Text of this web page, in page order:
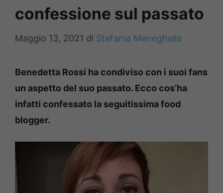
confessione sul passato
Maggio 13, 2021 di Stefania Meneghella
Benedetta Rossi ha condiviso con i suoi fans
un aspetto del suo passato. Ecco cos’ha
infatti confessato la seguitissima food
blogger.